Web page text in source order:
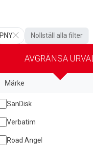
PNY Nollställ alla filter
AVGRÄNSA URVAL
Märke
SanDisk
Verbatim
Road Angel